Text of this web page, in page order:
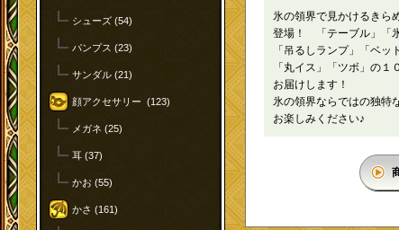
シューズ (54)
パンプス (23)
サンダル (21)
顔アクセサリー (123)
メガネ (25)
耳 (37)
かお (55)
かさ (161)
氷の領界で見かけるきら
登場！ 「テーブル」「
「吊るしランプ」「ベッ
「丸イス」「ツボ」の
お届けします！
氷の領界ならではの独特
お楽しみください♪